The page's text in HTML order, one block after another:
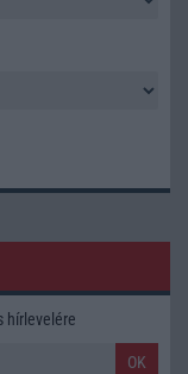
hírlevelére
OK